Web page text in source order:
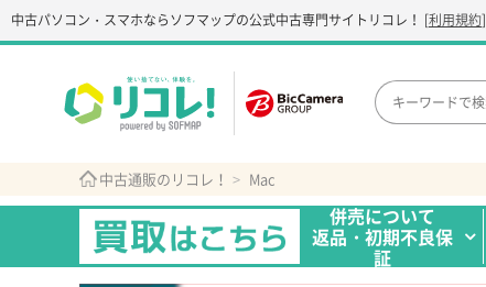
中古パソコン・スマホならソフマップの公式中古専門サイト リコレ！ [利用規約]
中古通販のリコレ！ Mac
併売について
返品・初期不良保
証